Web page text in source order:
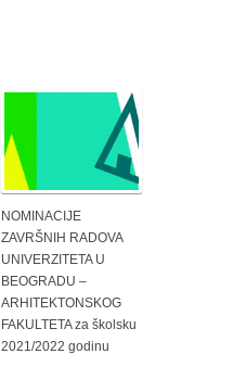
NOMINACIJE
ZAVRŠNIH RADOVA
UNIVERZITETA U
BEOGRADU –
ARHITEKTONSKOG
FAKULTETA za školsku
2021/2022 godinu